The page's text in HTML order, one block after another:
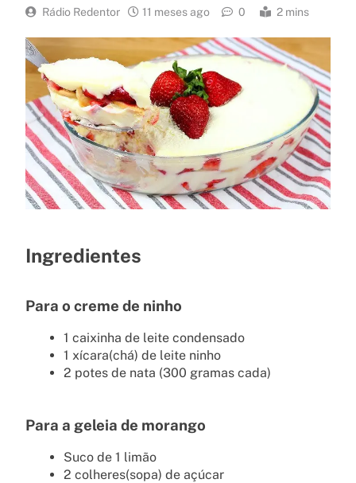
Rádio Redentor 11 meses ago 0 2 mins
Ingredientes
Para o creme de ninho
1 caixinha de leite condensado
1 xícara(chá) de leite ninho
2 potes de nata (300 gramas cada)
Para a geleia de morango
Suco de 1 limão
2 colheres(sopa) de açúcar